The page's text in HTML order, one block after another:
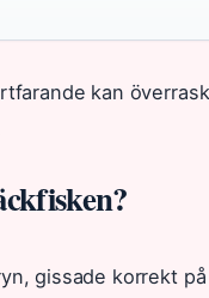
kan
gissade korrekt